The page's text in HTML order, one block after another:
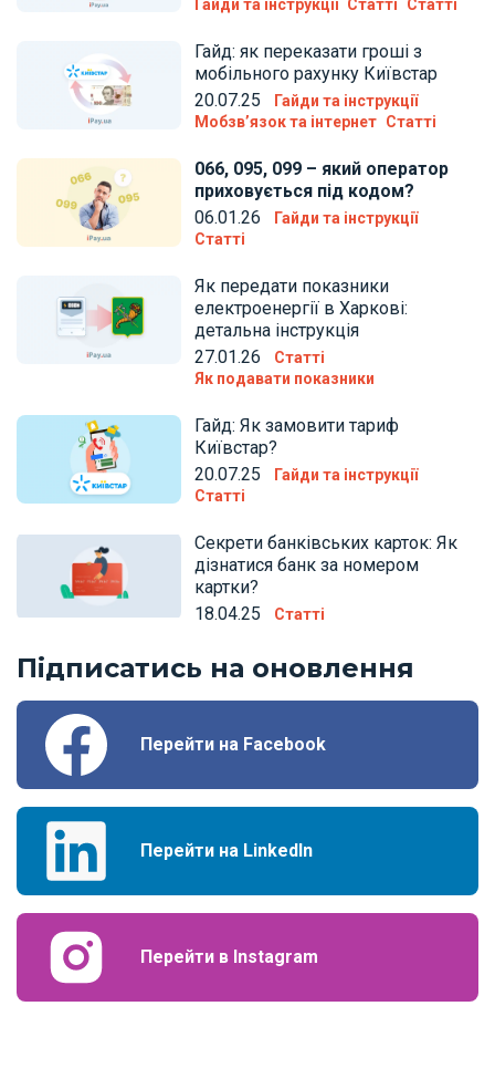
Гайди та інструкції Статті Статті
Гайд: як переказати гроші з
мобільного рахунку Київстар
20.07.25
Гайди та інструкції
Мобзв’язок та інтернет Статті
066, 095, 099 – який оператор
приховується під кодом?
06.01.26
Гайди та інструкції
Статті
Як передати показники
електроенергії в Харкові:
детальна інструкція
27.01.26
Статті
Як подавати показники
Гайд: Як замовити тариф
Київстар?
20.07.25
Гайди та інструкції
Статті
Секрети банківських карток: Як
дізнатися банк за номером
картки?
18.04.25
Статті
Підписатись на оновлення
Перейти на Facebook
Перейти на LinkedIn
Перейти в Instagram